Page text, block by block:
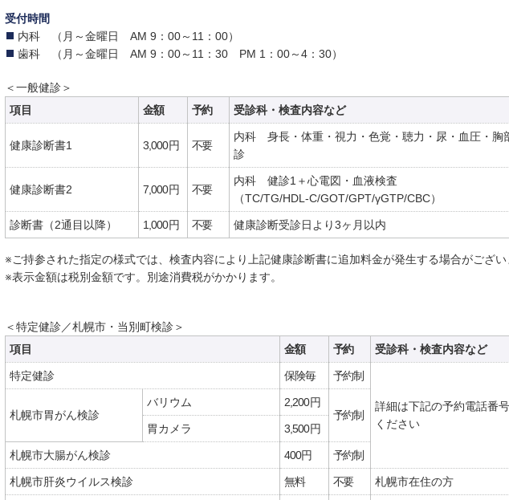
受付時間
内科 （月～金曜日 AM 9：00～11：00）
歯科 （月～金曜日 AM 9：00～11：30 PM 1：00～4：30）
＜一般健診＞
項目
金額 予約 受診科・検査内容など
健康診断書1 3,000円 不要
内科 身長・体重・視力・色覚・聴力・尿・血圧・胸
診
健康診断書2 7,000円 不要
内科 健診1＋心電図・血液検査
（TC/TG/HDL-C/GOT/GPT/γGTP/CBC）
診断書（2通目以降） 1,000円 不要 健康診断受診日より3ヶ月以内
※ご持参された指定の様式では、検査内容により上記健康診断書に追加料金が発生する場合がござい
※表示金額は税別金額です。別途消費税がかかります。
＜特定健診／札幌市・当別町検診＞
項目
金額 予約 受診科・検査内容など
特定健診 保険毎 予約制
詳細は下記の予約電話番
ください
札幌市胃がん検診
バリウム
2,200円
予約制
胃カメラ
3,500円
札幌市大腸がん検診 400円 予約制
札幌市肝炎ウイルス検診 無料 不要 札幌市在住の方